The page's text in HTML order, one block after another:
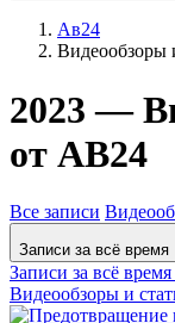
Ав24
Видеообзоры
2023 —
от АВ24
Все записи
Записи за всё время
Записи за всё время
Видеообзоры и